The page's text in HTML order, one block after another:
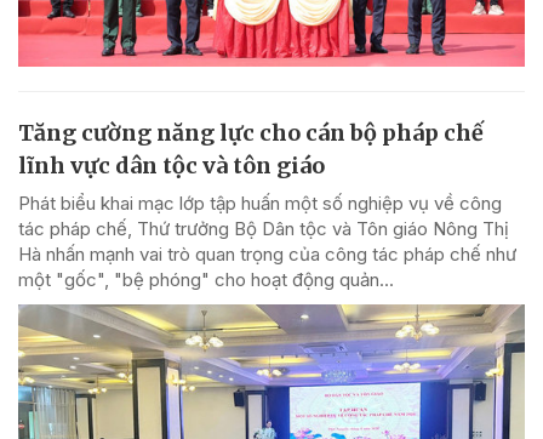
Tăng cường năng lực cho cán bộ pháp chế
lĩnh vực dân tộc và tôn giáo
Phát biểu khai mạc lớp tập huấn một số nghiệp vụ về công
tác pháp chế, Thứ trưởng Bộ Dân tộc và Tôn giáo Nông Thị
Hà nhấn mạnh vai trò quan trọng của công tác pháp chế như
một "gốc", "bệ phóng" cho hoạt động quản...